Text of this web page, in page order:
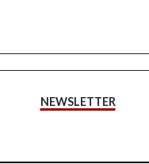
NEWSLETTER